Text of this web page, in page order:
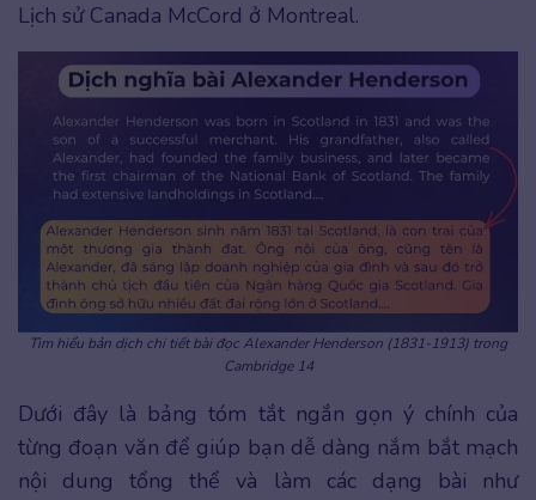
Lịch sử Canada McCord ở Montreal.
Tìm hiểu bản dịch chi tiết bài đọc Alexander Henderson (1831-1913) trong
Cambridge 14
Dưới đây là bảng tóm tắt ngắn gọn ý chính của
từng đoạn văn để giúp bạn dễ dàng nắm bắt mạch
nội dung tổng thể và làm các dạng bài như